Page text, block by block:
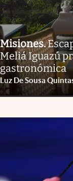
Misiones.
Meliá Iguazú
gastronómica
Luz De Sousa